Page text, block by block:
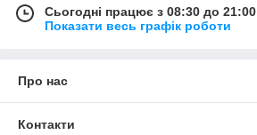
Сьогодні працює з 08:30 до 21:00
Показати весь графік роботи
Про нас
Контакти